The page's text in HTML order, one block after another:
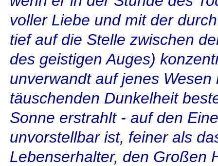
voller Liebe und mit der
tief auf die Stelle zwischen
des geistigen Auges)
unverwandt auf jenes
täuschenden Dunkelheit
Sonne erstrahlt - auf den
unvorstellbar ist, feiner als
Lebenserhalter, den Großen